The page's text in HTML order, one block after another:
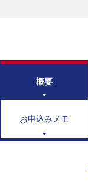
概要
お申込みメモ